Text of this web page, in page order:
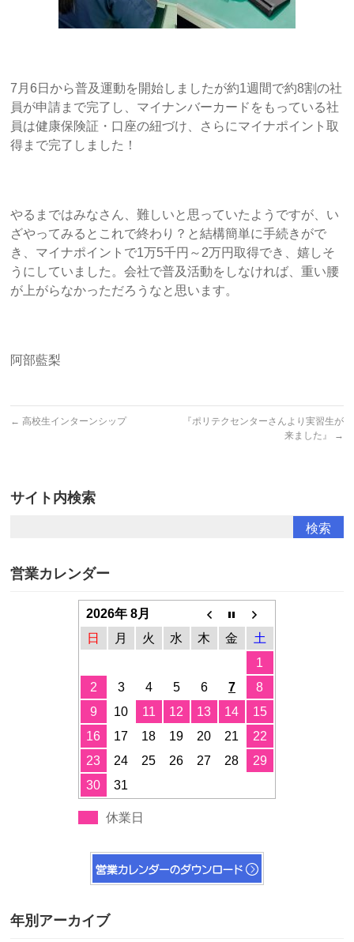
7月6日から普及運動を開始しましたが約1週間で約8割の社
員が申請まで完了し、マイナンバーカードをもっている社
員は健康保険証・口座の紐づけ、さらにマイナポイント取
得まで完了しました！
やるまではみなさん、難しいと思っていたようですが、い
ざやってみるとこれで終わり？と結構簡単に手続きがで
き、マイナポイントで1万5千円～2万円取得でき、嬉しそ
うにしていました。会社で普及活動をしなければ、重い腰
が上がらなかっただろうなと思います。
阿部藍梨
← 高校生インターンシップ
『ポリテクセンターさんより実習生が
来ました』
→
サイト内検索
営業カレンダー
2026年 8月
日
月 火 水 木 金
土
1
2
3 4 5 6 7
8
9
10 11 12 13 14
15
16
17 18 19 20 21
22
23
24 25 26 27 28
29
30
31
休業日
年別アーカイブ